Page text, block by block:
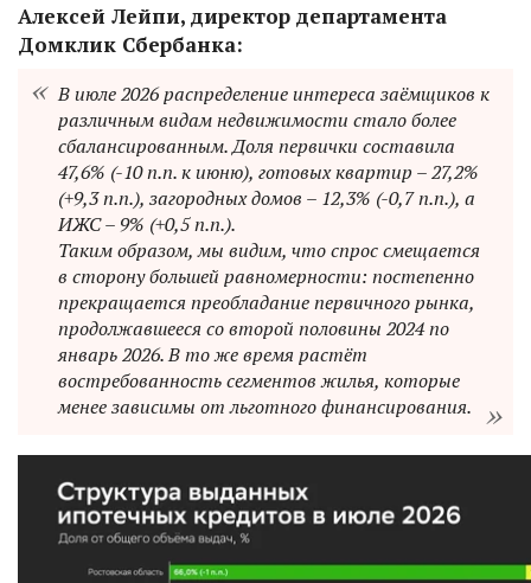
Алексей Лейпи, директор департамента
Домклик Сбербанка:
В июле 2026 распределение интереса заёмщиков к
различным видам недвижимости стало более
сбалансированным. Доля первички составила
47,6% (-10 п.п. к июню), готовых квартир – 27,2%
(+9,3 п.п.), загородных домов – 12,3% (-0,7 п.п.), а
ИЖС – 9% (+0,5 п.п.).
Таким образом, мы видим, что спрос смещается
в сторону большей равномерности: постепенно
прекращается преобладание первичного рынка,
продолжавшееся со второй половины 2024 по
январь 2026. В то же время растёт
востребованность сегментов жилья, которые
менее зависимы от льготного финансирования.